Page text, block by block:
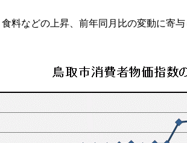
料などの上昇、前年同月比の変動に寄